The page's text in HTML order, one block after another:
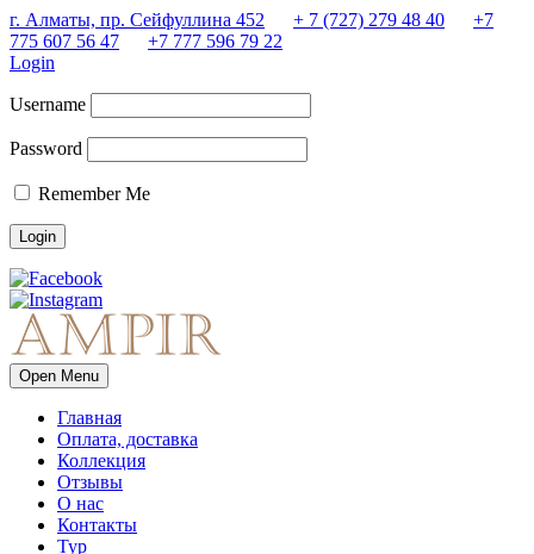
г. Алматы, пр. Сейфуллина 452 + 7 (727) 279 48 40
+7
775 607 56 47
+7 777 596 79 22
Login
Username
Password
Remember Me
Open Menu
Главная
Оплата, доставка
Коллекция
Отзывы
О нас
Контакты
Тур